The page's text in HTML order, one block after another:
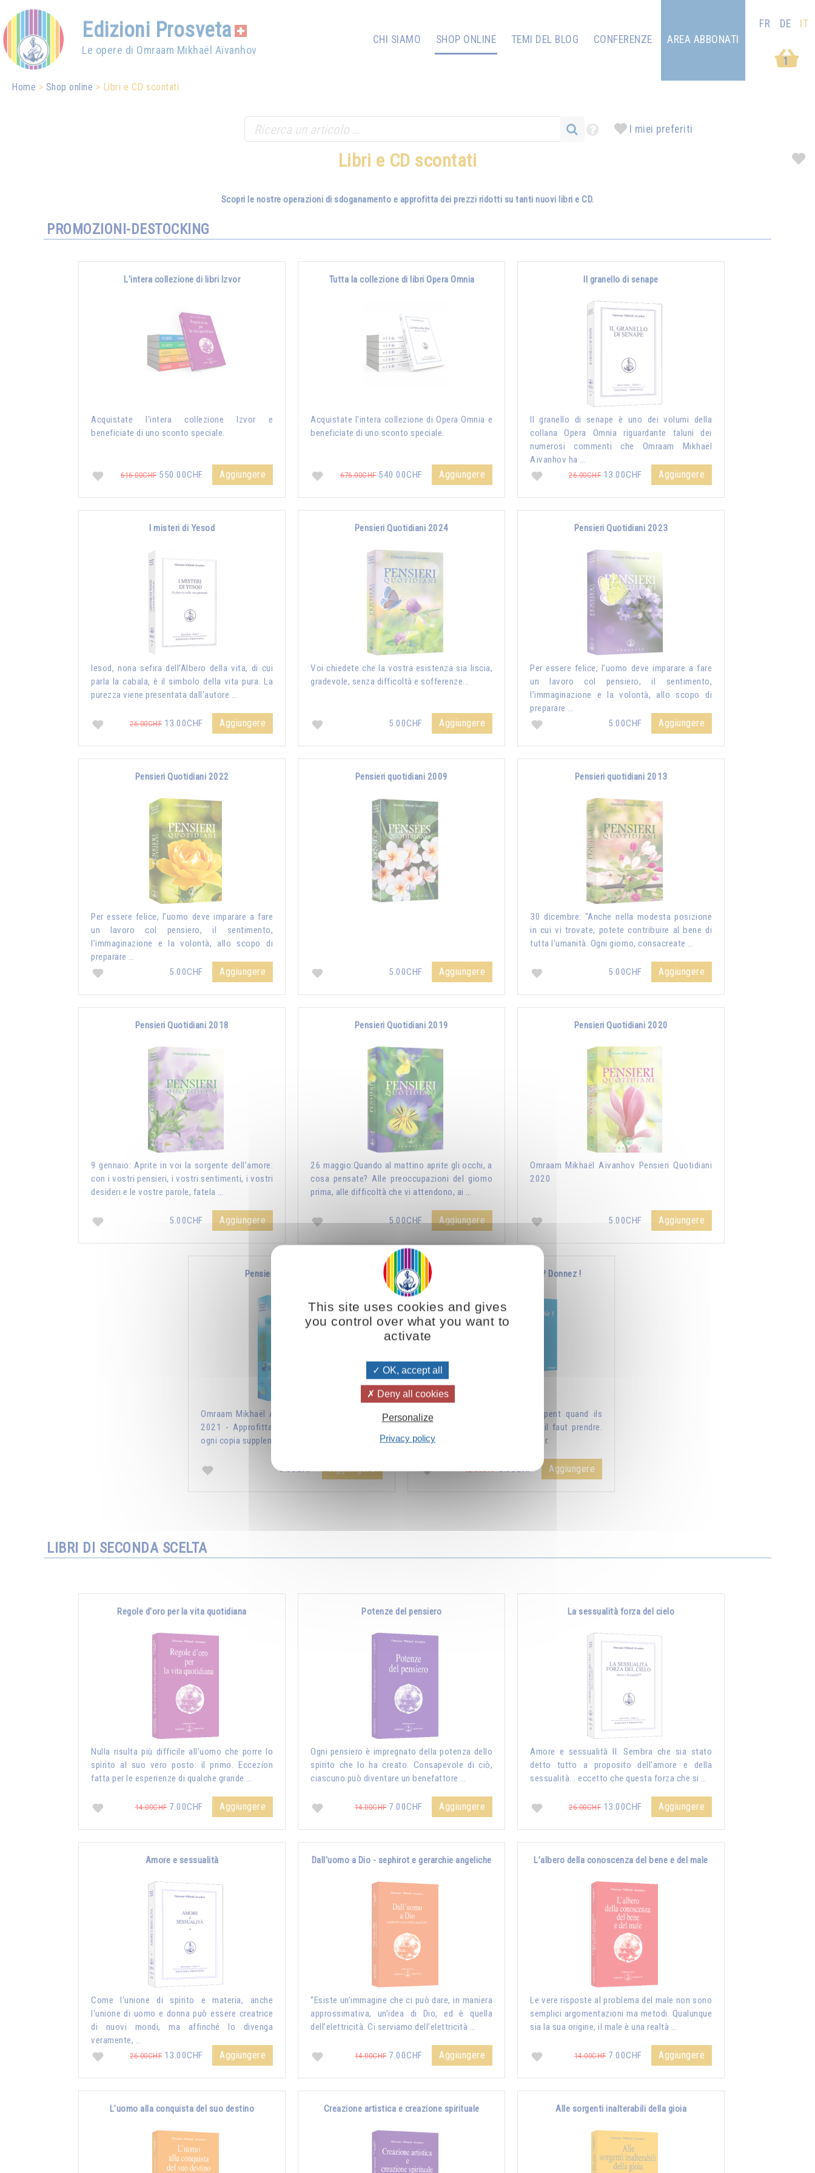
Edizioni Prosveta
Le opere di Omraam Mikhaël Aïvanhov
CHI SIAMO SHOP ONLINE TEMI DEL BLOG
CONFERENZE
1
AREA ABBONATI
FR DE IT
Home Shop online Libri e CD scontati
I miei preferiti
Libri e CD scontati
Scopri le nostre operazioni di sdoganamento e approfitta dei prezzi ridotti su tanti nuovi libri e CD.
PROMOZIONI-DESTOCKING
L'intera collezione di libri Izvor
Acquistate l'intera collezione Izvor e
beneficiate di uno sconto speciale.
616.00CHF550.00CHF Aggiungere
Tutta la collezione di libri Opera Omnia
Acquistate l'intera collezione di Opera Omnia e
beneficiate di uno sconto speciale.
676.00CHF540.00CHF Aggiungere
Il granello di senape
Il granello di senape è uno dei volumi della
collana Opera Omnia riguardante taluni dei
numerosi commenti che Omraam Mikhaël
Aïvanhov ha …
26.00CHF 13.00CHF Aggiungere
I misteri di Yesod
Iesod, nona sefira dell’Albero della vita, di cui
parla la cabala, è il simbolo della vita pura. La
purezza viene presentata dall'autore …
26.00CHF 13.00CHF Aggiungere
Pensieri Quotidiani 2024
Voi chiedete che la vostra esistenza sia liscia,
gradevole, senza difficoltà e sofferenze...
5.00CHF Aggiungere
Pensieri Quotidiani 2023
Per essere felice, l’uomo deve imparare a fare
un lavoro col pensiero, il sentimento,
l’immaginazione e la volontà, allo scopo di
preparare …
5.00CHF
Aggiungere
Pensieri Quotidiani 2022
Per essere felice, l’uomo deve imparare a fare
un lavoro col pensiero, il sentimento,
l’immaginazione e la volontà, allo scopo di
preparare …
5.00CHF
Aggiungere
Pensieri quotidiani 2009
5.00CHF Aggiungere
Pensieri quotidiani 2013
30 dicembre: "Anche nella modesta posizione
in cui vi trovate, potete contribuire al bene di
tutta l'umanità. Ogni giorno, consacreate …
5.00CHF Aggiungere
Pensieri Quotidiani 2018
9 gennaio: Aprite in voi la sorgente dell’amore:
con i vostri pensieri, i vostri sentimenti, i vostri
desideri e le vostre parole, fatela …
5.00CHF Aggiungere
Pensieri Quotidiani 2019
26 maggio:Quando al mattino aprite gli occhi, a
cosa pensate? Alle preoccupazioni del giorno
prima, alle difficoltà che vi attendono, ai …
5.00CHF Aggiungere
Pensieri Quotidiani 2020
Omraam Mikhaël Aïvanhov Pensieri Quotidiani
2020
5.00CHF Aggiungere
Pensieri Quotidiani 2021
Omraam Mikhaël Aïvanhov Pensieri Quotidiani
2021 - Approfitta dello sconto di 2 CHF per
ogni copia supplementare aggiunta all'ordine !
5.00CHF Aggiungere
Vous voulez vous enrichir ? Donnez !
Combien les humains se trompent quand ils
s’imaginent que pour s’enrichir il faut prendre.
Non, pour s’enrichir, il faut donner.
12.00CHF5.00CHF Aggiungere
LIBRI DI SECONDA SCELTA
Regole d'oro per la vita quotidiana
Nulla risulta più difficile all’uomo che porre lo
spirito al suo vero posto: il primo. Eccezion
fatta per le esperienze di qualche grande …
14.00CHF7.00CHF Aggiungere
Potenze del pensiero
Ogni pensiero è impregnato della potenza dello
spirito che lo ha creato. Consapevole di ciò,
ciascuno può diventare un benefattore …
14.00CHF7.00CHF Aggiungere
La sessualità forza del cielo
Amore e sessualità II. Sembra che sia stato
detto tutto a proposito dell'amore e della
sessualità... eccetto che questa forza che si …
26.00CHF 13.00CHF Aggiungere
Amore e sessualità
Come l'unione di spirito e materia, anche
l'unione di uomo e donna può essere creatrice
di nuovi mondi, ma affinché lo divenga
veramente, …
26.00CHF 13.00CHF Aggiungere
Dall'uomo a Dio - sephirot e gerarchie angeliche
“Esiste un’immagine che ci può dare, in maniera
approssimativa, un’idea di Dio, ed è quella
dell’elettricità. Ci serviamo dell’elettricità …
14.00CHF7.00CHF Aggiungere
L’albero della conoscenza del bene e del male
Le vere risposte al problema del male non sono
semplici argomentazioni ma metodi. Qualunque
sia la sua origine, il male è una realtà …
14.00CHF7.00CHF Aggiungere
L’uomo alla conquista del suo destino Creazione artistica e creazione spirituale Alle sorgenti inalterabili della gioia
This site uses cookies and gives
you control over what you want to
activate
OK, accept all
Deny all cookies
Personalize
Privacy policy